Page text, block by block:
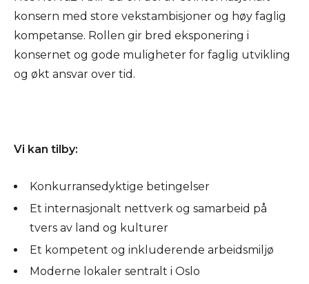
konsern med store vekstambisjoner og høy faglig
kompetanse. Rollen gir bred eksponering i
konsernet og gode muligheter for faglig utvikling
og økt ansvar over tid.
Vi kan tilby:
Konkurransedyktige betingelser
Et internasjonalt nettverk og samarbeid på
tvers av land og kulturer
Et kompetent og inkluderende arbeidsmiljø
Moderne lokaler sentralt i Oslo